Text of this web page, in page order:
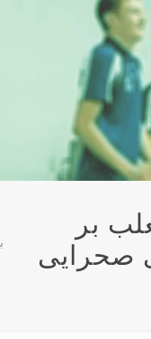
ثعلب بر
صحرايی